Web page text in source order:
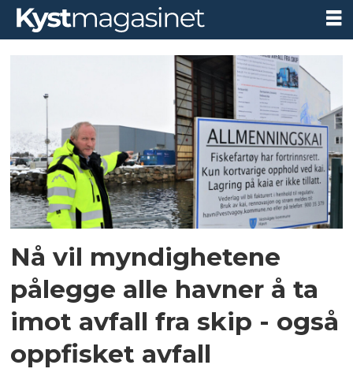
Tag:
avfallsgebyr
Nå vil myndighetene
pålegge alle havner å ta
imot avfall fra skip - også
oppfisket avfall